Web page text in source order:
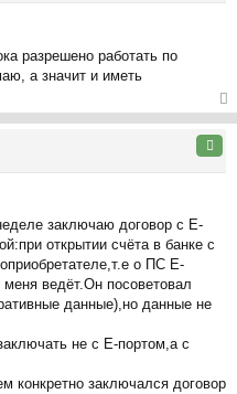
л
у
разрешено работать по
а значит и иметь
ер
ну
ть
заключаю договор с Е-
открытии счёта в банке с
о ПС Е-
ведёт.Он посоветовал
данные),но данные не
не с Е-портом,а с
конкретно заключался договор